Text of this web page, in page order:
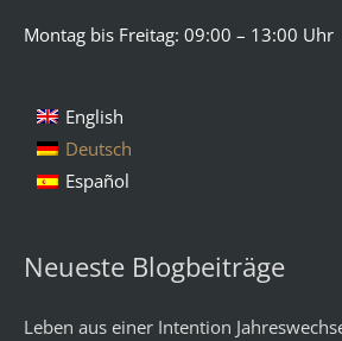
Montag bis Freitag: 09:00 – 13:00 Uhr
English
Deutsch
Español
Neueste Blogbeiträge
Leben aus einer Intention